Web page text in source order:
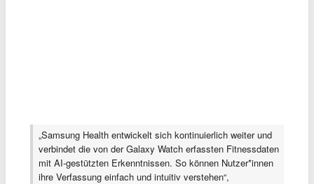
„Samsung Health entwickelt sich kontinuierlich weiter und
verbindet die von der Galaxy Watch erfassten Fitnessdaten
mit AI-gestützten Erkenntnissen. So können Nutzer*innen
ihre Verfassung einfach und intuitiv verstehen“,